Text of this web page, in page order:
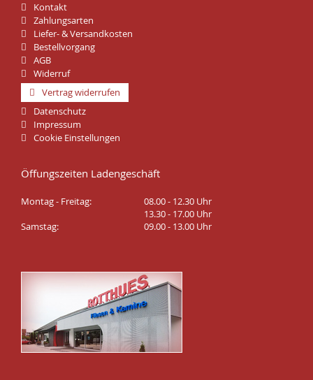
Kontakt
Zahlungsarten
Liefer- & Versandkosten
Bestellvorgang
AGB
Widerruf
Vertrag widerrufen
Datenschutz
Impressum
Cookie Einstellungen
Öffungszeiten Ladengeschäft
Montag - Freitag:
08.00 - 12.30 Uhr
13.30 - 17.00 Uhr
Samstag:
09.00 - 13.00 Uhr